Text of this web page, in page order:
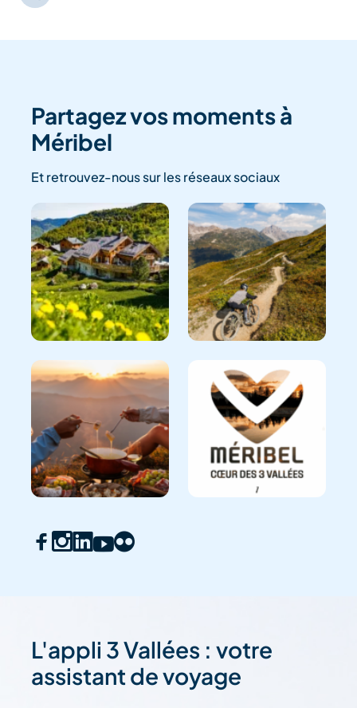
Partagez vos moments à
Méribel
Et retrouvez-nous sur les réseaux sociaux
L'appli 3 Vallées : votre
assistant de voyage